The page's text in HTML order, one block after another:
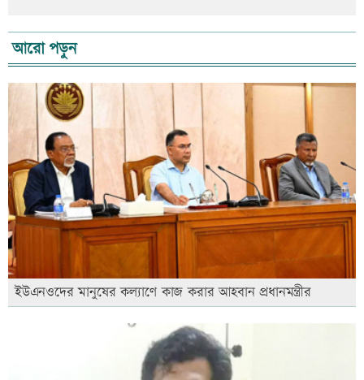
আরো পড়ুন
ইউএনওদের মানুষের কল্যাণে কাজ করার আহবান প্রধানমন্ত্রীর